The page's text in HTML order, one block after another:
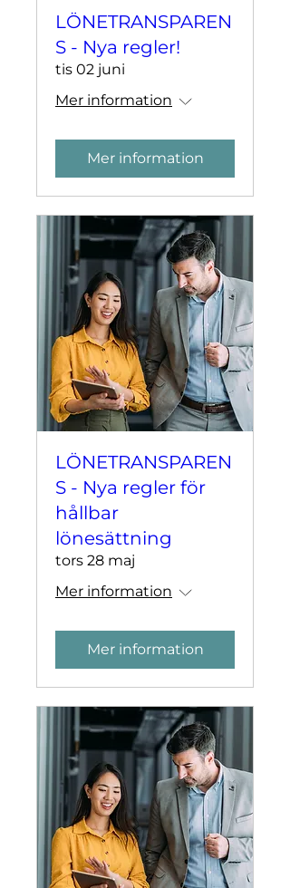
LÖNETRANSPAREN
S - Nya regler!
tis 02 juni
Mer information
Mer information
LÖNETRANSPAREN
S - Nya regler för
hållbar
lönesättning
tors 28 maj
Mer information
Mer information